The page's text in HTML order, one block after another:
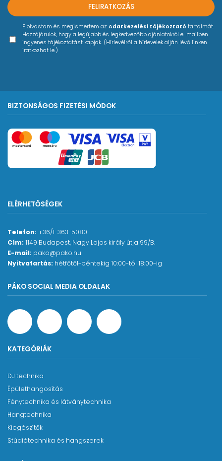
FELIRATKOZÁS
Elolvastam és megismertem az Adatkezelési tájékoztató tartalmát.
Hozzájárulok, hogy a legújabb és legkedvezőbb ajánlatokról e-mailben
ingyenes tájékoztatást kapjak. (Hírlevélről a hírlevelek alján lévő linken
iratkozhat le.)
BIZTONSÁGOS FIZETÉSI MÓDOK
ELÉRHETŐSÉGEK
Telefon: +36/1-363-5080
Cím: 1149 Budapest, Nagy Lajos király útja 99/B.
E-mail: pako@pako.hu
Nyitvatartás: hétfőtől-péntekig 10:00-tól 18:00-ig
PÁKO SOCIAL MEDIA OLDALAK
KATEGÓRIÁK
DJ technika
Épülethangosítás
Fénytechnika és látványtechnika
Hangtechnika
Kiegészítők
Stúdiótechnika és hangszerek